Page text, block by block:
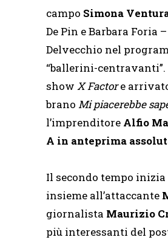
campo Simona
De Pin e Barbara Foria
Delvecchio nel
“ballerini-
show X Factore
brano Mi piacerebbe
l’imprenditore Alfio
A in anteprima
Il secondo tempo
insieme all’attaccante
giornalista Maurizio
più interessanti del